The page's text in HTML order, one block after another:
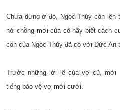
Chưa dừng ở đó, Ngọc Thúy còn lên
nói chồng mới của cô hãy biết cách
con của Ngọc Thúy đã có với Đức An
Trước những lời lẽ của vợ cũ, mới
tiếng bảo vệ vợ mới cưới.